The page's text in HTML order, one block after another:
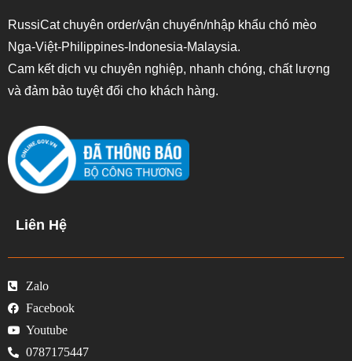
RussiCat chuyên order/vận chuyển/nhập khẩu chó mèo
Nga-Việt-Philippines-Indonesia-Malaysia.
Cam kết dịch vụ chuyên nghiệp, nhanh chóng, chất lượng
và đảm bảo tuyệt đối cho khách hàng.
Liên Hệ
Zalo
Facebook
Youtube
0787175447